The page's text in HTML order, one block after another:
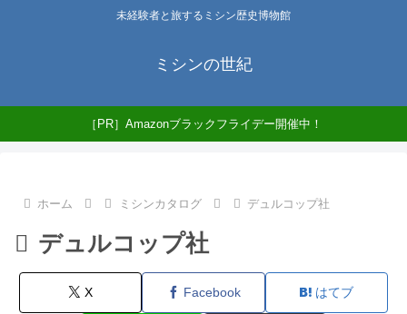
未経験者と旅するミシン歴史博物館
ミシンの世紀
［PR］Amazonブラックフライデー開催中！
ホーム ミシンカタログ デュルコップ社
デュルコップ社
X Facebook はてブ